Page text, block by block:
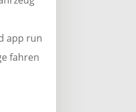
app run
fahren